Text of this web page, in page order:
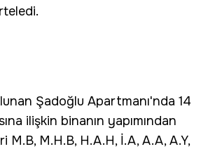
Şadoğlu Apartmanı'nda 14
ilişkin binanın yapımından
M.B, M.H.B, H.A.H, İ.A, A.A, A.Y,